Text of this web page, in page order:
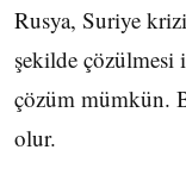
Rusya, Suriye
şekilde çözülmesi
çözüm mümkün.
olur.